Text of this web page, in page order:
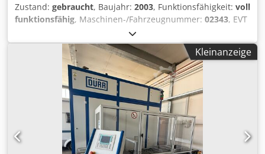
Zustand: gebraucht, Baujahr: 2003, Funktionsfähigkeit: voll
funktionsfähig, Maschinen-/Fahrzeugnummer: 02343, EVT
GIGANT Dampfentfettungsanlage Die angebotene Anlage
eignet sich optimal zur zuverlässigen Entfernung von Ölen
und öligen Rückständen an Metallteilen im
Dampfentfettungsverfahren. Dank des großzügig
dimensionierten Arbeitskorbs sind hohe
Durchsatzleistungen möglich. Da bei dieser Ausführung
kein Fluten der Arbeitskammer vorgesehen ist, bleibt das
benötigte Lösemittel-Füllvolumen trotz großer
Kammergröße vergleichsweise gering. Diese Anlage
befindet sich in einem technisch gutem gebrauchten
Kleinanzeige